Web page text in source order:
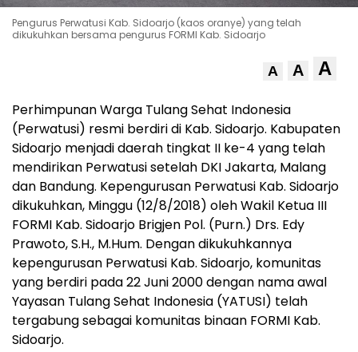
Pengurus Perwatusi Kab. Sidoarjo (kaos oranye) yang telah
dikukuhkan bersama pengurus FORMI Kab. Sidoarjo
A A A
Perhimpunan Warga Tulang Sehat Indonesia
(Perwatusi) resmi berdiri di Kab. Sidoarjo. Kabupaten
Sidoarjo menjadi daerah tingkat II ke-4 yang telah
mendirikan Perwatusi setelah DKI Jakarta, Malang
dan Bandung. Kepengurusan Perwatusi Kab. Sidoarjo
dikukuhkan, Minggu (12/8/2018) oleh Wakil Ketua III
FORMI Kab. Sidoarjo Brigjen Pol. (Purn.) Drs. Edy
Prawoto, S.H., M.Hum. Dengan dikukuhkannya
kepengurusan Perwatusi Kab. Sidoarjo, komunitas
yang berdiri pada 22 Juni 2000 dengan nama awal
Yayasan Tulang Sehat Indonesia (YATUSI) telah
tergabung sebagai komunitas binaan FORMI Kab.
Sidoarjo.